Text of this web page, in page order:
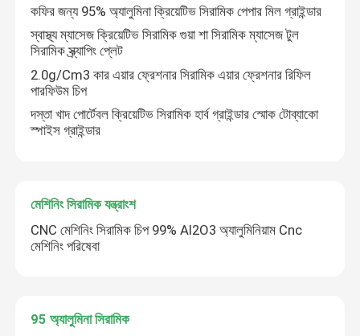
কফির জন্য 95% অ্যালুমিনা ক্রিয়েটিভ সিরামিক পেপার মিল গ্রাইন্ডার
স্বাস্থ্য ম্যাসেজ ক্রিয়েটিভ সিরামিক গুয়া শা সিরামিক ম্যাসেজ টুল
সিরামিক স্ক্র্যাপিং প্লেট
2.0g/Cm3 কার এয়ার ফ্রেশনার সিরামিক এয়ার ফ্রেশনার রিফিল
পারফিউম চিপ
দস্তা খাদ পোর্টেবল ক্রিয়েটিভ সিরামিক হার্ব গ্রাইন্ডার স্মোক টোব্যাকো
স্পাইস গ্রাইন্ডার
মেশিনিং সিরামিক যন্ত্রাংশ
CNC মেশিনিং সিরামিক চিপ 99% Al2O3 অ্যালুমিনিয়াম Cnc
মেশিনিং পরিষেবা
95 অ্যালুমিনা সিরামিক